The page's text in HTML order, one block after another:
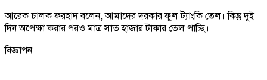
আরেক চালক ফরহাদ বলেন, আমাদের দরকার ফুল ট্যাংকি তেল। কিন্তু দুই
দিন অপেক্ষা করার পরও মাত্র সাত হাজার টাকার তেল পাচ্ছি।
বিজ্ঞাপন